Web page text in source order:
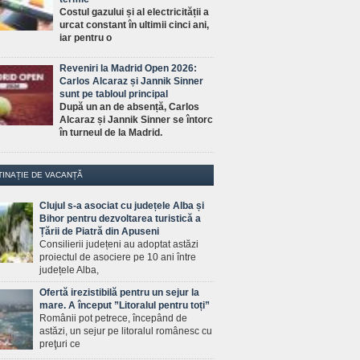
Costul gazului și al electricității a
urcat constant în ultimii cinci ani,
iar pentru o
Reveniri la Madrid Open 2026:
Carlos Alcaraz și Jannik Sinner
sunt pe tabloul principal
După un an de absență, Carlos
Alcaraz și Jannik Sinner se întorc
în turneul de la Madrid.
DE VACANȚĂ
Clujul s-a asociat cu județele Alba și
Bihor pentru dezvoltarea turistică a
Țării de Piatră din Apuseni
Consilierii județeni au adoptat astăzi
proiectul de asociere pe 10 ani între
județele Alba,
Ofertă irezistibilă pentru un sejur la
mare. A început ”Litoralul pentru toți”
Românii pot petrece, începând de
astăzi, un sejur pe litoralul românesc cu
preţuri ce